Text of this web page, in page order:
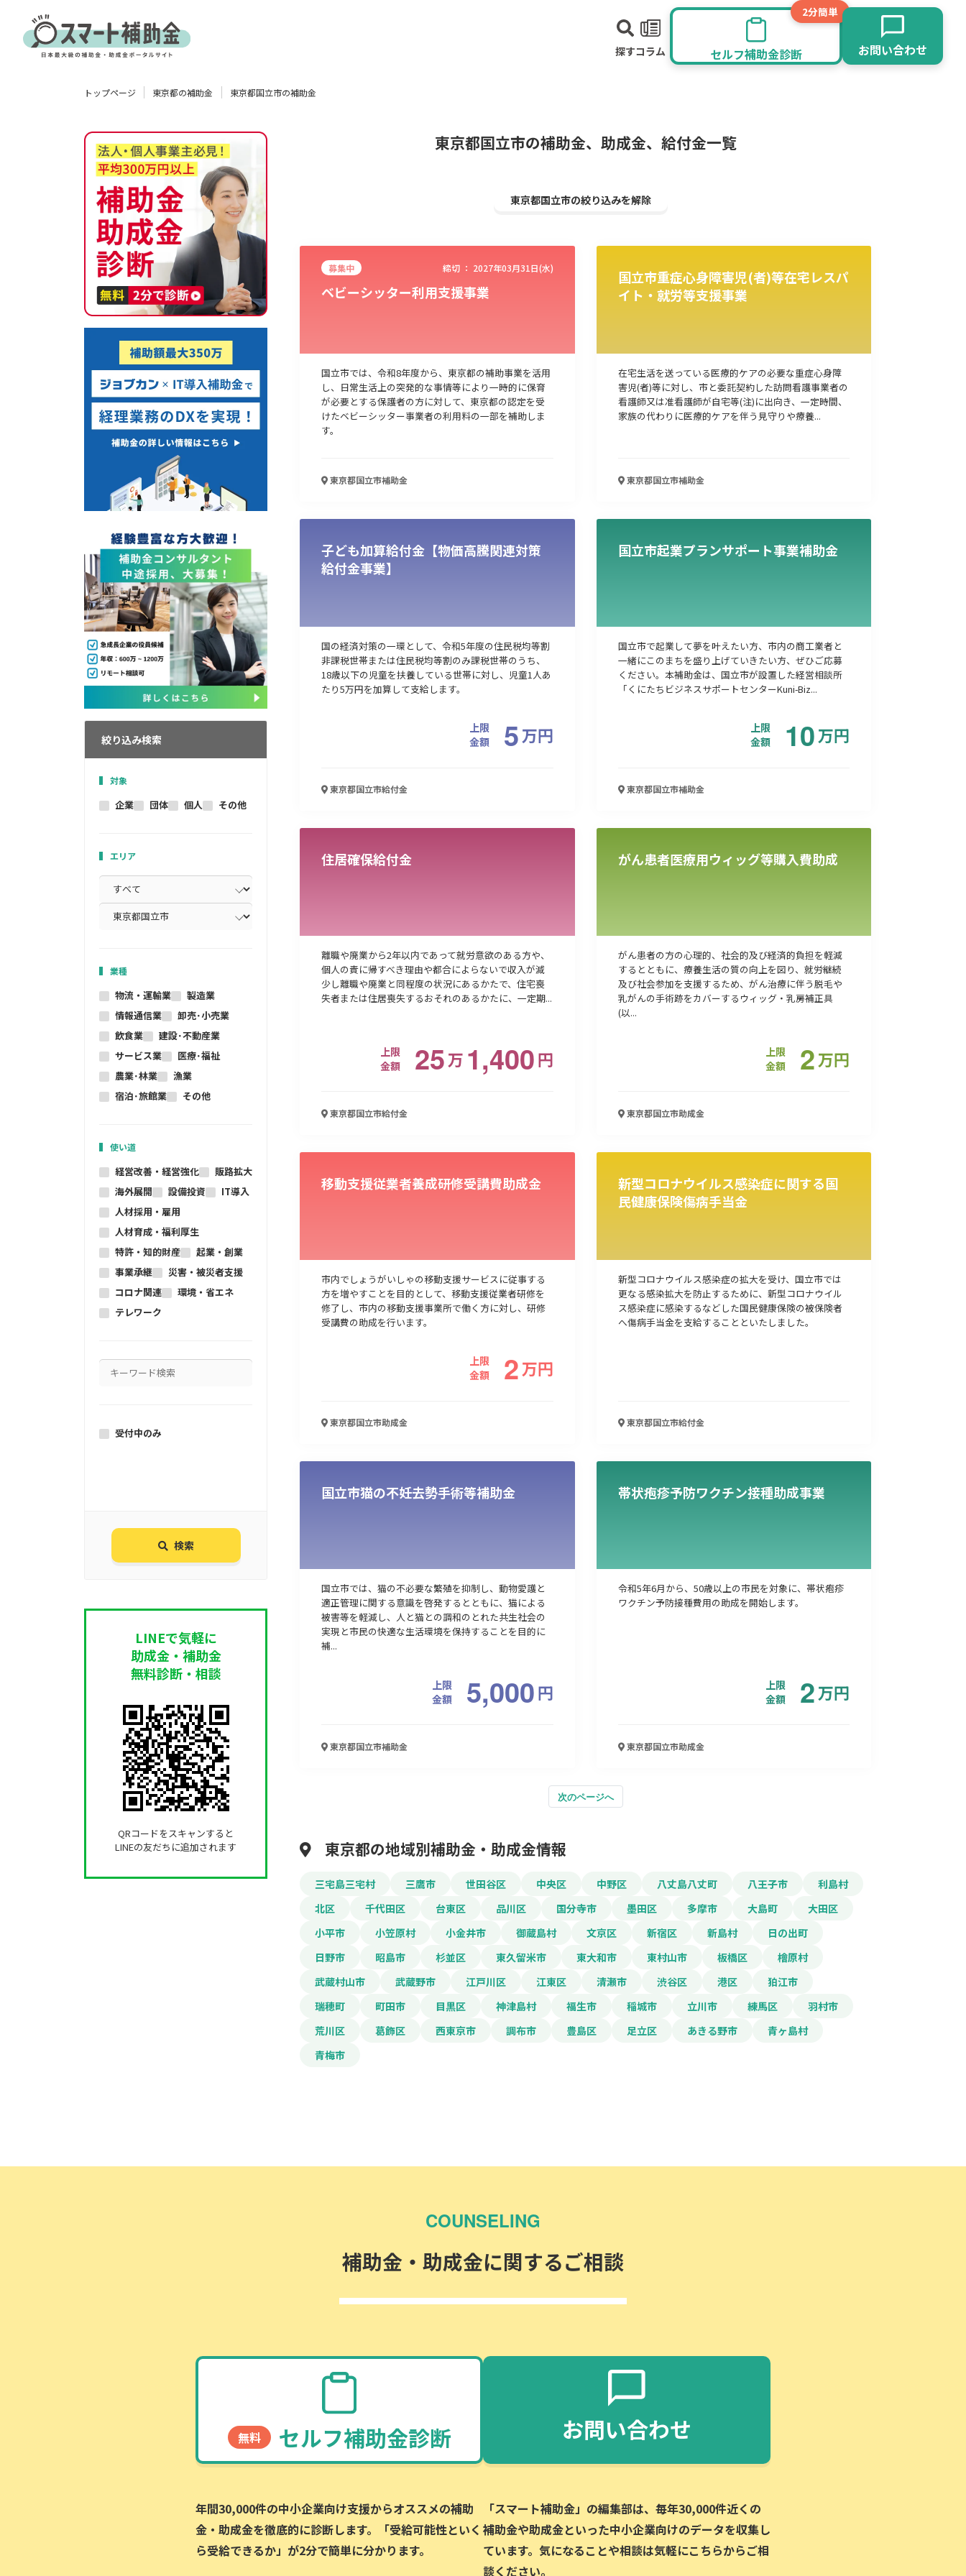
探すコラム
2分簡単
セルフ補助金診断 お問い合わせ
製造業 情報通信業 卸売･小売業 建設･不動産業 サービス業 医療･福祉 宿泊･旅館業 その他
販路拡大 海外展開
検索
トップページ 東京都の補助金 東京都国立市の補助金
絞り込み検索
対象
企業 団体 個人 その他
エリア
業種
物流・運輸業
製造業
情報通信業
卸売･小売業
飲食業
建設･不動産業
サービス業
医療･福祉
農業･林業
漁業
宿泊･旅館業
その他
使い道
経営改善・経営強化
販路拡大
海外展開
設備投資
IT導入
人材採用・雇用
人材育成・福利厚生
特許・知的財産
起業・創業
事業承継
災害・被災者支援
コロナ関連
環境・省エネ
テレワーク
受付中のみ
検索
LINEで気軽に
助成金・補助金
無料診断・相談
QRコードをスキャンすると
LINEの友だちに追加されます
東京都国立市の補助金、助成金、給付金一覧
東京都国立市の絞り込みを解除
募集中 締切 ： 2027年03月31日(水)
ベビーシッター利用支援事業
国立市では、令和8年度から、東京都の補助事業を活用
し、日常生活上の突発的な事情等により一時的に保育
が必要とする保護者の方に対して、東京都の認定を受
けたベビーシッター事業者の利用料の一部を補助しま
す。
東京都国立市補助金
国立市重症心身障害児(者)等在宅レスパ
イト・就労等支援事業
在宅生活を送っている医療的ケアの必要な重症心身障
害児(者)等に対し、市と委託契約した訪問看護事業者の
看護師又は准看護師が自宅等(注)に出向き、一定時間、
家族の代わりに医療的ケアを伴う見守りや療養...
東京都国立市補助金
子ども加算給付金【物価高騰関連対策
給付金事業】
国の経済対策の一環として、令和5年度の住民税均等割
非課税世帯または住民税均等割のみ課税世帯のうち、
18歳以下の児童を扶養している世帯に対し、児童1人あ
たり5万円を加算して支給します。
上限
金額
5万円
東京都国立市給付金
国立市起業プランサポート事業補助金
国立市で起業して夢を叶えたい方、市内の商工業者と
一緒にこのまちを盛り上げていきたい方、ぜひご応募
ください。本補助金は、国立市が設置した経営相談所
「くにたちビジネスサポートセンターKuni-Biz...
上限
金額
10万円
東京都国立市補助金
住居確保給付金
離職や廃業から2年以内であって就労意欲のある方や、
個人の責に帰すべき理由や都合によらないで収入が減
少し離職や廃業と同程度の状況にあるかたで、住宅喪
失者または住居喪失するおそれのあるかたに、一定期...
上限
金額
25万 1,400円
東京都国立市給付金
がん患者医療用ウィッグ等購入費助成
がん患者の方の心理的、社会的及び経済的負担を軽減
するとともに、療養生活の質の向上を図り、就労継続
及び社会参加を支援するため、がん治療に伴う脱毛や
乳がんの手術跡をカバーするウィッグ・乳房補正具
(以...
上限
金額
2万円
東京都国立市助成金
移動支援従業者養成研修受講費助成金
市内でしょうがいしゃの移動支援サービスに従事する
方を増やすことを目的として、移動支援従業者研修を
修了し、市内の移動支援事業所で働く方に対し、研修
受講費の助成を行います。
上限
金額
2万円
東京都国立市助成金
新型コロナウイルス感染症に関する国
民健康保険傷病手当金
新型コロナウイルス感染症の拡大を受け、国立市では
更なる感染拡大を防止するために、新型コロナウイル
ス感染症に感染するなどした国民健康保険の被保険者
へ傷病手当金を支給することといたしました。
東京都国立市給付金
国立市猫の不妊去勢手術等補助金
国立市では、猫の不必要な繁殖を抑制し、動物愛護と
適正管理に関する意識を啓発するとともに、猫による
被害等を軽減し、人と猫との調和のとれた共生社会の
実現と市民の快適な生活環境を保持することを目的に
補...
上限
金額
5,000円
東京都国立市補助金
帯状疱疹予防ワクチン接種助成事業
令和5年6月から、50歳以上の市民を対象に、帯状疱疹
ワクチン予防接種費用の助成を開始します。
上限
金額
2万円
東京都国立市助成金
次のページへ
東京都の地域別補助金・助成金情報
三宅島三宅村 三鷹市 世田谷区 中央区 中野区 八丈島八丈町 八王子市
利島村
北区
千代田区 台東区 品川区 国分寺市 墨田区 多摩市 大島町
大田区
小平市
小笠原村 小金井市 御蔵島村 文京区 新宿区 新島村
日の出町
日野市
昭島市 杉並区 東久留米市 東大和市 東村山市 板橋区
檜原村
武蔵村山市
武蔵野市 江戸川区 江東区 清瀬市 渋谷区 港区
狛江市
瑞穂町
町田市 目黒区 神津島村 福生市 稲城市 立川市 練馬区
羽村市
荒川区
葛飾区 西東京市 調布市 豊島区 足立区 あきる野市
青ヶ島村
青梅市
COUNSELING
補助金・助成金に関するご相談
無料 セルフ補助金診断
年間30,000件の中小企業向け支援からオススメの補助
金・助成金を徹底的に診断します。「受給可能性といく
ら受給できるか」が2分で簡単に分かります。
お問い合わせ
「スマート補助金」の編集部は、毎年30,000件近くの
補助金や助成金といった中小企業向けのデータを収集し
ています。気になることや相談は気軽にこちらからご相
談ください。